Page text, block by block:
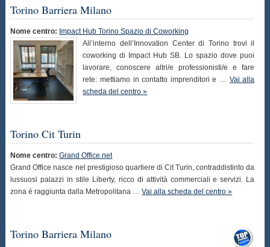
Torino Barriera Milano
Nome centro: Impact Hub Torino Spazio di Coworking
All’interno dell’Innovation Center di Torino trovi il
coworking di Impact Hub SB. Lo spazio dove puoi
lavorare, conoscere altri/e professionisti/e e fare
rete: mettiamo in contatto imprenditori e … Vai alla
scheda del centro »
Torino Cit Turin
Nome centro: Grand Office.net
Grand Office nasce nel prestigioso quartiere di Cit Turin, contraddistinto da
lussuosi palazzi in stile Liberty, ricco di attività commerciali e servizi. La
zona è raggiunta dalla Metropolitana …Vai alla scheda del centro »
Torino Barriera Milano